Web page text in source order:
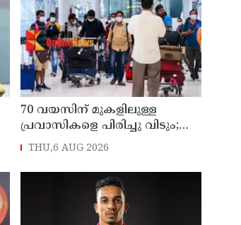
70 വയസിന് മുകളിലുള്ള
പ്രവാസികളെ പിരിച്ചു വിടും;
കടുത്ത നിലപാടുമായി
THU,6 AUG 2026